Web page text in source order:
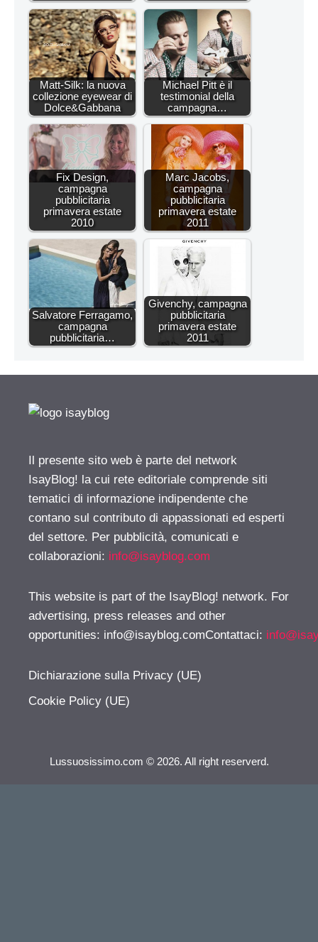
Matt-Silk: la nuova
collezione eyewear di
Dolce&Gabbana
Michael Pitt è il
testimonial della
campagna…
Fix Design,
campagna
pubblicitaria
primavera estate
2010
Marc Jacobs,
campagna
pubblicitaria
primavera estate
2011
Salvatore Ferragamo,
campagna
pubblicitaria…
Givenchy, campagna
pubblicitaria
primavera estate
2011
Il presente sito web è parte del network
IsayBlog! la cui rete editoriale comprende siti
tematici di informazione indipendente che
contano sul contributo di appassionati ed esperti
del settore. Per pubblicità, comunicati e
collaborazioni: info@isayblog.com
This website is part of the IsayBlog! network. For
advertising, press releases and other
opportunities: info@isayblog.comContattaci:
Dichiarazione sulla Privacy (UE)
Cookie Policy (UE)
Lussuosissimo.com © 2026. All right reserverd.